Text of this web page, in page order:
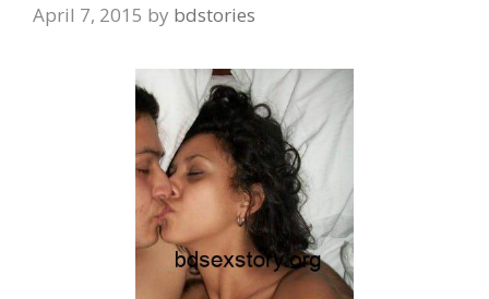
April 7, 2015 by bdstories